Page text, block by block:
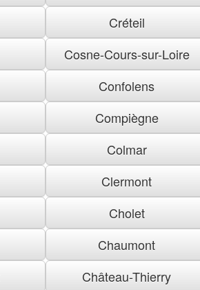
Créteil
Cosne-Cours-sur-Loire
Confolens
Compiègne
Colmar
Clermont
Cholet
Chaumont
Château-Thierry